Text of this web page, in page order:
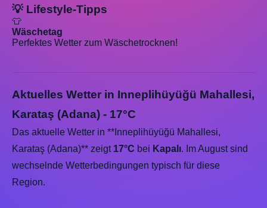
💡 Lifestyle-Tipps
👕
Wäschetag
Perfektes Wetter zum Wäschetrocknen!
Aktuelles Wetter in Inneplihüyüğü Mahallesi,
Karataş (Adana) - 17°C
Das aktuelle Wetter in **Inneplihüyüğü Mahallesi,
Karataş (Adana)** zeigt 17°C bei Kapalı. Im August sind
wechselnde Wetterbedingungen typisch für diese
Region.